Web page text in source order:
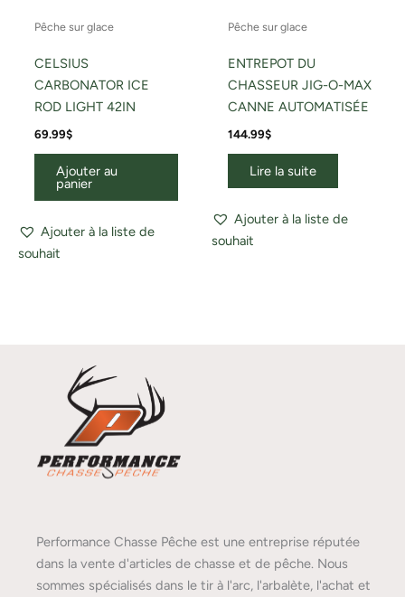
Pêche sur glace
CELSIUS
CARBONATOR ICE
ROD LIGHT 42IN
69.99$
Ajouter au
panier
Ajouter à la liste de
souhait
Pêche sur glace
ENTREPOT DU
CHASSEUR JIG-O-MAX
CANNE AUTOMATISÉE
144.99$
Lire la suite
Ajouter à la liste de
souhait
Performance Chasse Pêche est une entreprise réputée
dans la vente d'articles de chasse et de pêche. Nous
sommes spécialisés dans le tir à l'arc, l'arbalète, l'achat et